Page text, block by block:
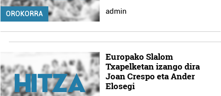
OROKORRA admin
Europako Slalom
Txapelketan izango dira
Joan Crespo eta Ander
Elosegi